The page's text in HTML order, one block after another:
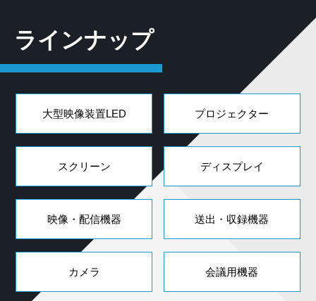
ラインナップ
大型映像装置LED プロジェクター
スクリーン ディスプレイ
映像・配信機器 送出・収録機器
カメラ 会議用機器